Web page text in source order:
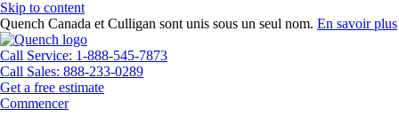
Skip to content
Quench Canada et Culligan sont unis sous un seul nom. En savoir plus
Call Service: 1-888-545-7873
Call Sales: 888-233-0289
Get a free estimate
Commencer